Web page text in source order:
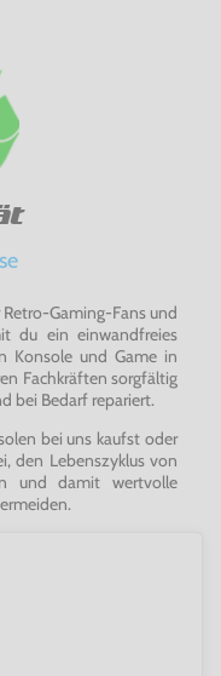
Gaming-Fans und
du ein einwandfreies
Konsole und Game in
Fachkräften sorgfältig
bei Bedarf repariert.
bei uns kaufst oder
den Lebenszyklus von
und damit wertvolle